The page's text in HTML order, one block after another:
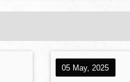
05 May, 2025